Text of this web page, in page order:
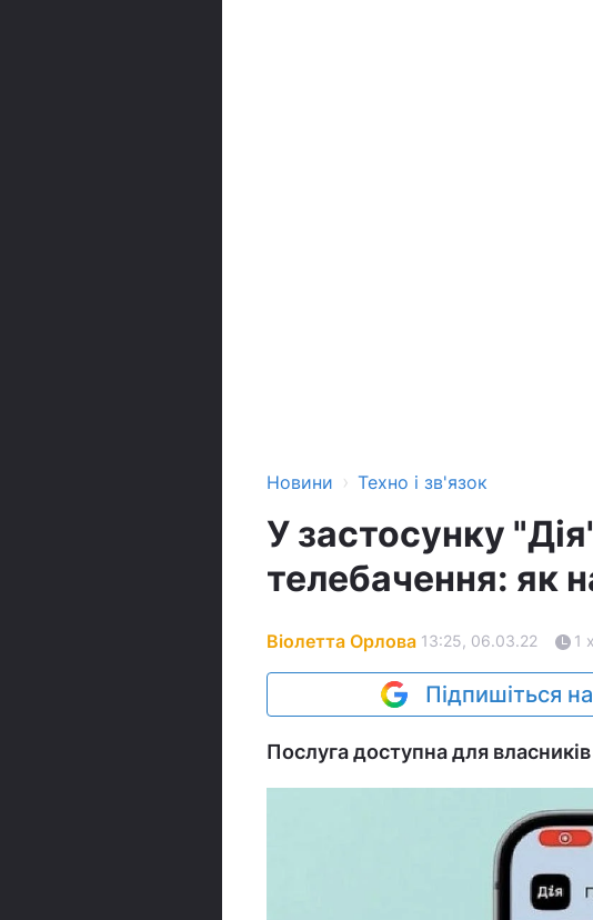
Новини › Техно і зв'язок
У застосунку
телебачення: як
Віолетта Орлова 13:25, 06.03.22 1
Підпишіться
Послуга доступна для